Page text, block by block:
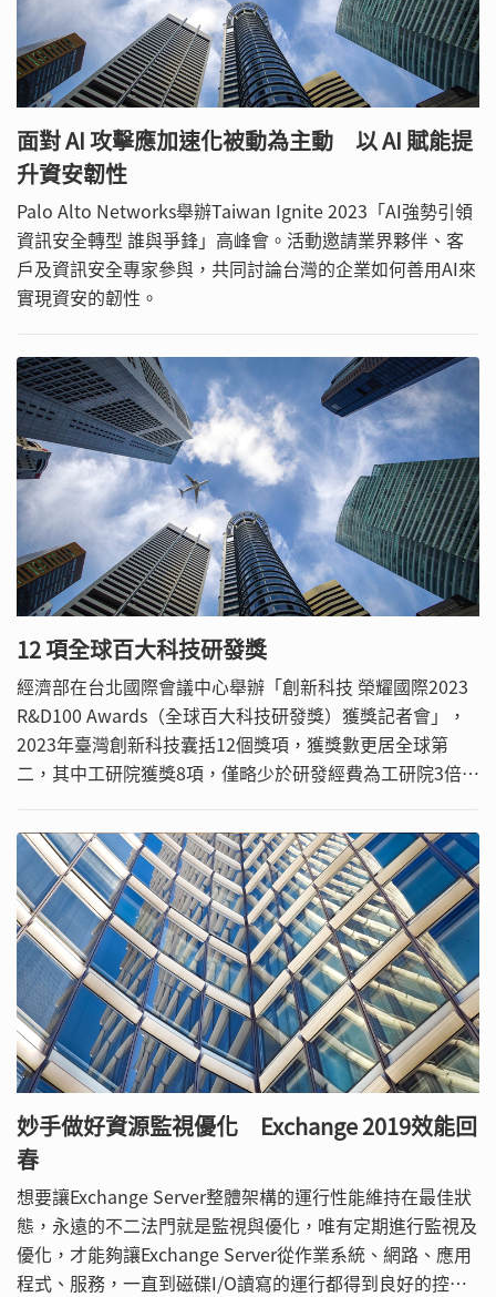
面對 AI 攻擊應加速化被動為主動 以 AI 賦能提
升資安韌性
Palo Alto Networks舉辦Taiwan Ignite 2023「AI強勢引領
資訊安全轉型 誰與爭鋒」高峰會。活動邀請業界夥伴、客
戶及資訊安全專家參與，共同討論台灣的企業如何善用AI來
實現資安的韌性。
12 項全球百大科技研發獎
經濟部在台北國際會議中心舉辦「創新科技 榮耀國際2023
R&D100 Awards（全球百大科技研發獎）獲獎記者會」，
2023年臺灣創新科技囊括12個獎項，獲獎數更居全球第
二，其中工研院獲獎8項，僅略少於研發經費為工研院3倍的
Laboratory），超越麻省理工學院、杜邦、3M、NASA研
究中心等國際領導機構／廠商，顯示臺灣創新科研實力傲人
更領先國際。
妙手做好資源監視優化 Exchange 2019效能回
春
想要讓Exchange Server整體架構的運行性能維持在最佳狀
態，永遠的不二法門就是監視與優化，唯有定期進行監視及
優化，才能夠讓Exchange Server從作業系統、網路、應用
程式、服務，一直到磁碟I/O讀寫的運行都得到良好的控